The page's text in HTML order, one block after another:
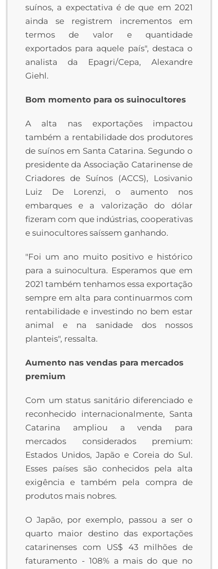
suínos, a expectativa é de que em 2021
ainda se registrem incrementos em
termos de valor e quantidade
exportados para aquele país", destaca o
analista da Epagri/Cepa, Alexandre
Giehl.
Bom momento para os suinocultores
A alta nas exportações impactou
também a rentabilidade dos produtores
de suínos em Santa Catarina. Segundo o
presidente da Associação Catarinense de
Criadores de Suínos (ACCS), Losivanio
Luiz De Lorenzi, o aumento nos
embarques e a valorização do dólar
fizeram com que indústrias, cooperativas
e suinocultores saíssem ganhando.
"Foi um ano muito positivo e histórico
para a suinocultura. Esperamos que em
2021 também tenhamos essa exportação
sempre em alta para continuarmos com
rentabilidade e investindo no bem estar
animal e na sanidade dos nossos
planteis", ressalta.
Aumento nas vendas para mercados
premium
Com um status sanitário diferenciado e
reconhecido internacionalmente, Santa
Catarina ampliou a venda para
mercados considerados premium:
Estados Unidos, Japão e Coreia do Sul.
Esses países são conhecidos pela alta
exigência e também pela compra de
produtos mais nobres.
O Japão, por exemplo, passou a ser o
quarto maior destino das exportações
catarinenses com US$ 43 milhões de
faturamento - 108% a mais do que no